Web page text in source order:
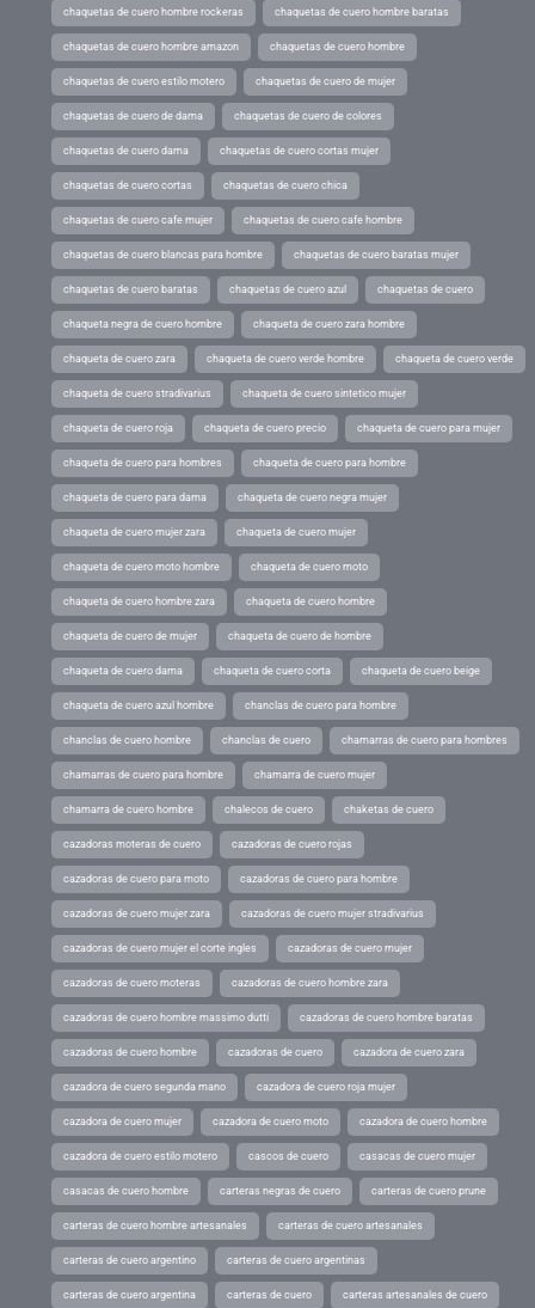
chaquetas de cuero hombre rockeras chaquetas de cuero hombre baratas
chaquetas de cuero hombre amazon chaquetas de cuero hombre
chaquetas de cuero estilo motero chaquetas de cuero de mujer
chaquetas de cuero de dama chaquetas de cuero de colores
chaquetas de cuero dama chaquetas de cuero cortas mujer
chaquetas de cuero cortas chaquetas de cuero chica
chaquetas de cuero cafe mujer chaquetas de cuero cafe hombre
chaquetas de cuero blancas para hombre chaquetas de cuero baratas mujer
chaquetas de cuero baratas chaquetas de cuero azul chaquetas de cuero
chaqueta negra de cuero hombre chaqueta de cuero zara hombre
chaqueta de cuero zara chaqueta de cuero verde hombre chaqueta de cuero verde
chaqueta de cuero stradivarius chaqueta de cuero sintetico mujer
chaqueta de cuero roja chaqueta de cuero precio chaqueta de cuero para mujer
chaqueta de cuero para hombres chaqueta de cuero para hombre
chaqueta de cuero para dama chaqueta de cuero negra mujer
chaqueta de cuero mujer zara chaqueta de cuero mujer
chaqueta de cuero moto hombre chaqueta de cuero moto
chaqueta de cuero hombre zara chaqueta de cuero hombre
chaqueta de cuero de mujer chaqueta de cuero de hombre
chaqueta de cuero dama chaqueta de cuero corta chaqueta de cuero beige
chaqueta de cuero azul hombre chanclas de cuero para hombre
chanclas de cuero hombre chanclas de cuero chamarras de cuero para hombres
chamarras de cuero para hombre chamarra de cuero mujer
chamarra de cuero hombre chalecos de cuero chaketas de cuero
cazadoras moteras de cuero cazadoras de cuero rojas
cazadoras de cuero para moto cazadoras de cuero para hombre
cazadoras de cuero mujer zara cazadoras de cuero mujer stradivarius
cazadoras de cuero mujer el corte ingles cazadoras de cuero mujer
cazadoras de cuero moteras cazadoras de cuero hombre zara
cazadoras de cuero hombre massimo dutti cazadoras de cuero hombre baratas
cazadoras de cuero hombre cazadoras de cuero cazadora de cuero zara
cazadora de cuero segunda mano cazadora de cuero roja mujer
cazadora de cuero mujer cazadora de cuero moto cazadora de cuero hombre
cazadora de cuero estilo motero cascos de cuero casacas de cuero mujer
casacas de cuero hombre carteras negras de cuero carteras de cuero prune
carteras de cuero hombre artesanales carteras de cuero artesanales
carteras de cuero argentino carteras de cuero argentinas
carteras de cuero argentina carteras de cuero carteras artesanales de cuero